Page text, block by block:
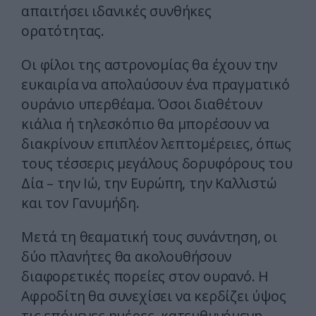
απαιτήσει ιδανικές συνθήκες
ορατότητας.
Οι φίλοι της αστρονομίας θα έχουν την
ευκαιρία να απολαύσουν ένα πραγματικό
ουράνιο υπερθέαμα. Όσοι διαθέτουν
κιάλια ή τηλεσκόπιο θα μπορέσουν να
διακρίνουν επιπλέον λεπτομέρειες, όπως
τους τέσσερις μεγάλους δορυφόρους του
Δία – την Ιώ, την Ευρώπη, την Καλλιστώ
και τον Γανυμήδη.
Μετά τη θεαματική τους συνάντηση, οι
δύο πλανήτες θα ακολουθήσουν
διαφορετικές πορείες στον ουρανό. Η
Αφροδίτη θα συνεχίσει να κερδίζει ύψος